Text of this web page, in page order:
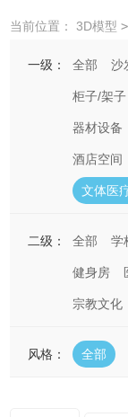
当前位置： 3D模型 >
一级： 全部 沙
柜子/架子
器材设备
酒店空间
文体医
二级： 全部 学
健身房
宗教文化
风格： 全部